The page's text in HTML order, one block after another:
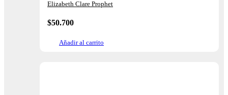
Elizabeth Clare Prophet
$50.700
Añadir al carrito